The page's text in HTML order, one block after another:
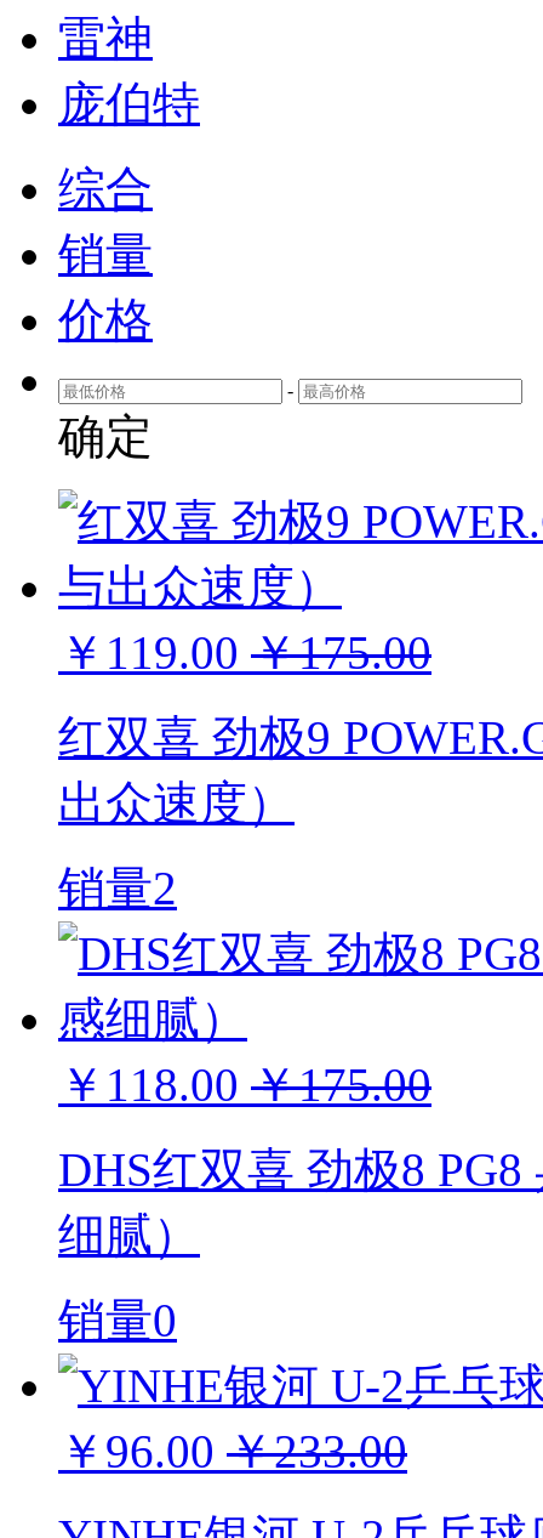
雷神
庞伯特
综合
销量
价格
-
确定
￥119.00 ￥175.00
红双喜 劲极9
出众速度）
销量2
￥118.00 ￥175.00
DHS红双喜 劲极8
细腻）
销量0
￥96.00 ￥233.00